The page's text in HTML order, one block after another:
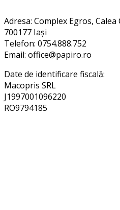
Adresa: Complex Egros,
700177 Iași
Telefon: 0754.888.752
Email: office@papiro.ro
Date de identificare fiscală:
Macopris SRL
J1997001096220
RO9794185